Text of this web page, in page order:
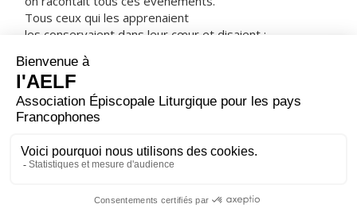
Tous ceux qui les apprenaient
les conservaient dans leur cœur et disaient :
En effet, la main du Seigneur était avec lui.
L’enfant grandissait
et son esprit se fortifiait.
Il alla vivre au désert
jusqu’au jour où il se fit connaître à Israël.
– Acclamons la Parole de Dieu.